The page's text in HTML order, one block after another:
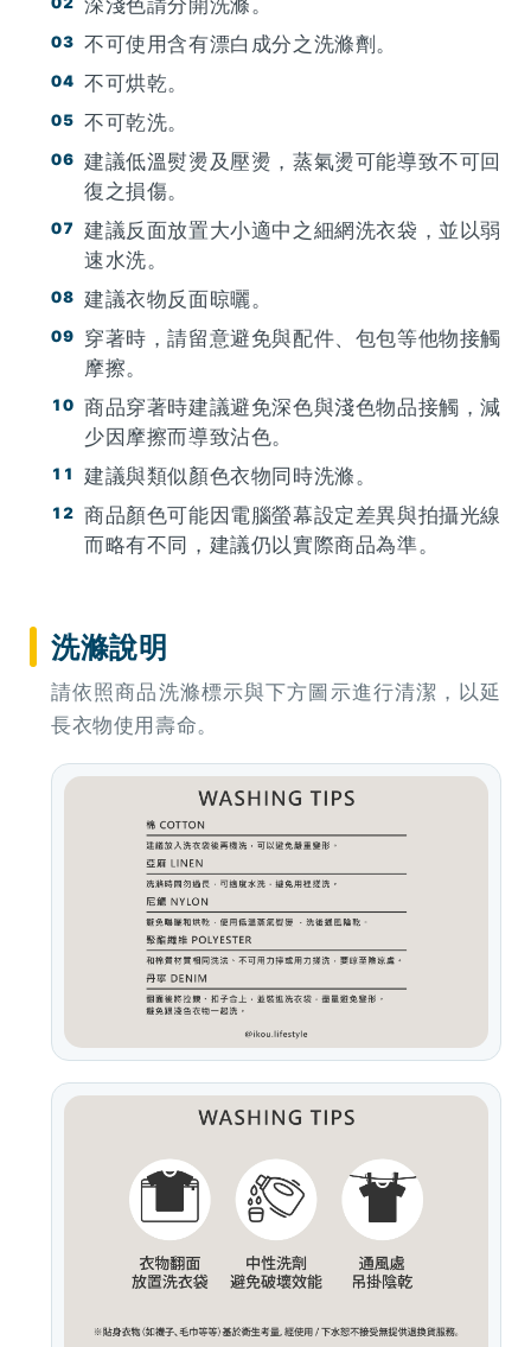
不可使用含有漂白成分之洗滌劑。
不可烘乾。
不可乾洗。
建議低溫熨燙及壓燙，蒸氣燙可能導致不可回
復之損傷。
建議反面放置大小適中之細網洗衣袋，並以弱
速水洗。
建議衣物反面晾曬。
穿著時，請留意避免與配件、包包等他物接觸
摩擦。
商品穿著時建議避免深色與淺色物品接觸，減
少因摩擦而導致沾色。
建議與類似顏色衣物同時洗滌。
商品顏色可能因電腦螢幕設定差異與拍攝光線
而略有不同，建議仍以實際商品為準。
洗滌說明
請依照商品洗滌標示與下方圖示進行清潔，以延
長衣物使用壽命。